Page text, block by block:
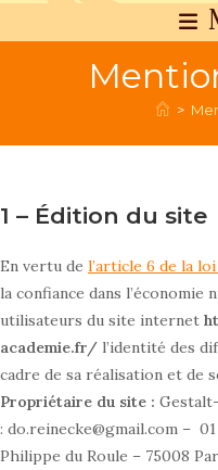
>
1 – Édition du site
En vertu de l’article 6 de la
la confiance dans l’économie
utilisateurs du site internet
academie.fr/ l’identité des
cadre de sa réalisation et de
Propriétaire du site :
: do.reinecke@gmail.com –
Philippe du Roule – 75008